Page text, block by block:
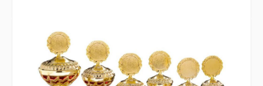
Bildergalerie überspringen